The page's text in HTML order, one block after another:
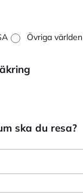
Övriga världen
ska du resa?